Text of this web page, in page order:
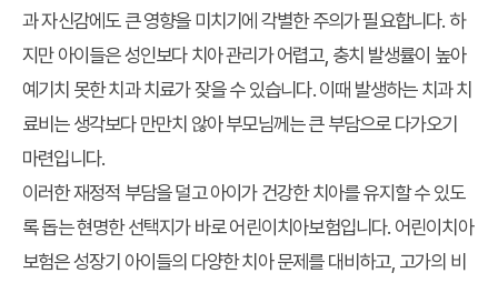
과 자신감에도 큰 영향을 미치기에 각별한 주의가 필요합니다. 하
지만 아이들은 성인보다 치아 관리가 어렵고, 충치 발생률이 높아
예기치 못한 치과 치료가 잦을 수 있습니다. 이때 발생하는 치과 치
료비는 생각보다 만만치 않아 부모님께는 큰 부담으로 다가오기
마련입니다.
이러한 재정적 부담을 덜고 아이가 건강한 치아를 유지할 수 있도
록 돕는 현명한 선택지가 바로 어린이치아보험입니다. 어린이치아
보험은 성장기 아이들의 다양한 치아 문제를 대비하고, 고가의 비